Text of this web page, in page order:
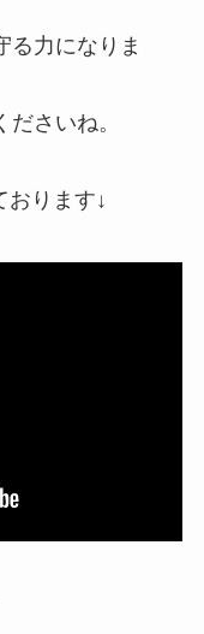
る力になりま
さいね。
おります↓